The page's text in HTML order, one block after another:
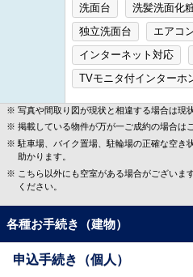
洗面台
洗髪洗面化
独立洗面台
エアコ
インターネット対応
TVモニタ付インターホ
写真や間取り図が現状と相違する場合は現
掲載している物件が万が一ご成約の場合は
駐車場、バイク置場、駐輪場の正確な空き
助かります。
こちら以外にも空室がある場合がございま
ください。
各種お手続き（建物）
申込手続き（個人）